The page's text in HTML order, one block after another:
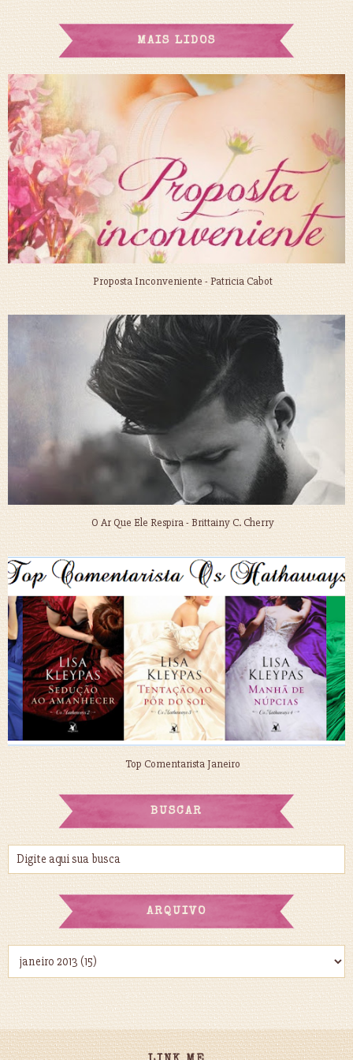
MAIS LIDOS
Proposta Inconveniente - Patricia Cabot
O Ar Que Ele Respira - Brittainy C. Cherry
Top Comentarista Janeiro
BUSCAR
ARQUIVO